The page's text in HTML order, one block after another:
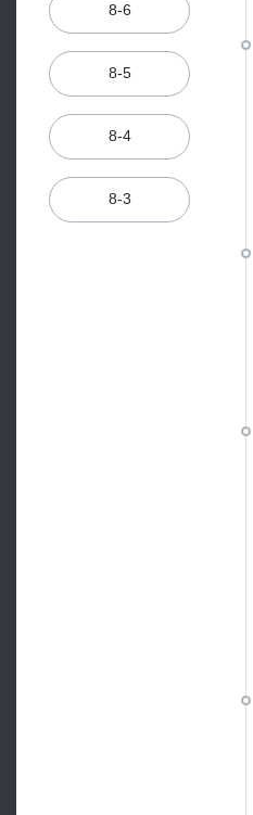
8-6
8-5
8-4
8-3